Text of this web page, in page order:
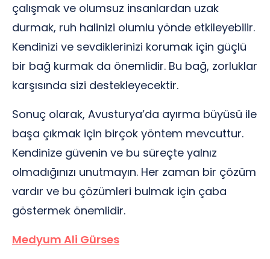
çalışmak ve olumsuz insanlardan uzak
durmak, ruh halinizi olumlu yönde etkileyebilir.
Kendinizi ve sevdiklerinizi korumak için güçlü
bir bağ kurmak da önemlidir. Bu bağ, zorluklar
karşısında sizi destekleyecektir.
Sonuç olarak, Avusturya’da ayırma büyüsü ile
başa çıkmak için birçok yöntem mevcuttur.
Kendinize güvenin ve bu süreçte yalnız
olmadığınızı unutmayın. Her zaman bir çözüm
vardır ve bu çözümleri bulmak için çaba
göstermek önemlidir.
Medyum Ali Gürses